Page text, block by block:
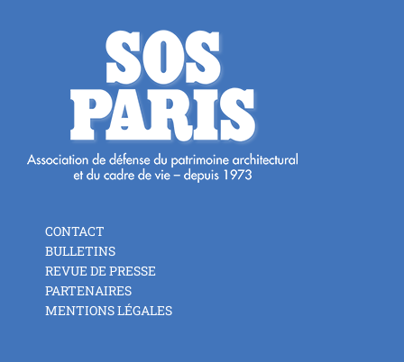
CONTACT
BULLETINS
REVUE DE PRESSE
PARTENAIRES
MENTIONS LÉGALES